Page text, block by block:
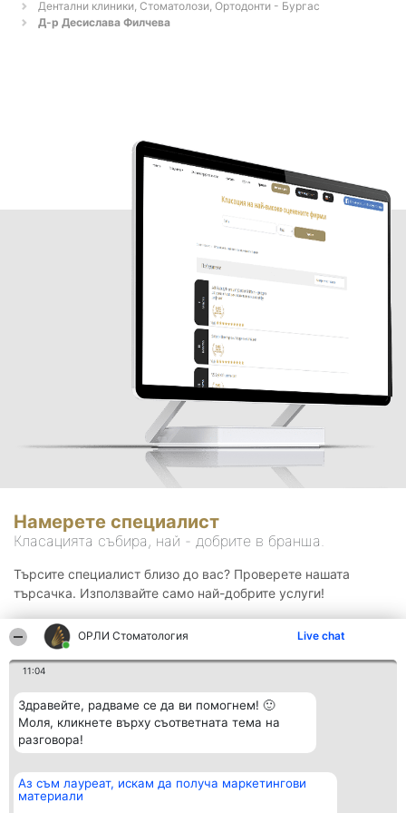
ОРЛИ Стоматология Live chat
11:04
Здравейте, радваме се да ви помогнем! 🙂
Моля, кликнете върху съответната тема на
разговора!
Аз съм лауреат, искам да получа маркетингови
материали
Дентални клиники, Стоматолози, Ортодонти - Бургас
Д-р Десислава Филчева
Намерете специалист
Класацията събира, най - добрите в бранша.
Търсите специалист близо до вас? Проверете нашата
търсачка. Използвайте само най-добрите услуги!
Организатор на
класиране
Класация Контакти